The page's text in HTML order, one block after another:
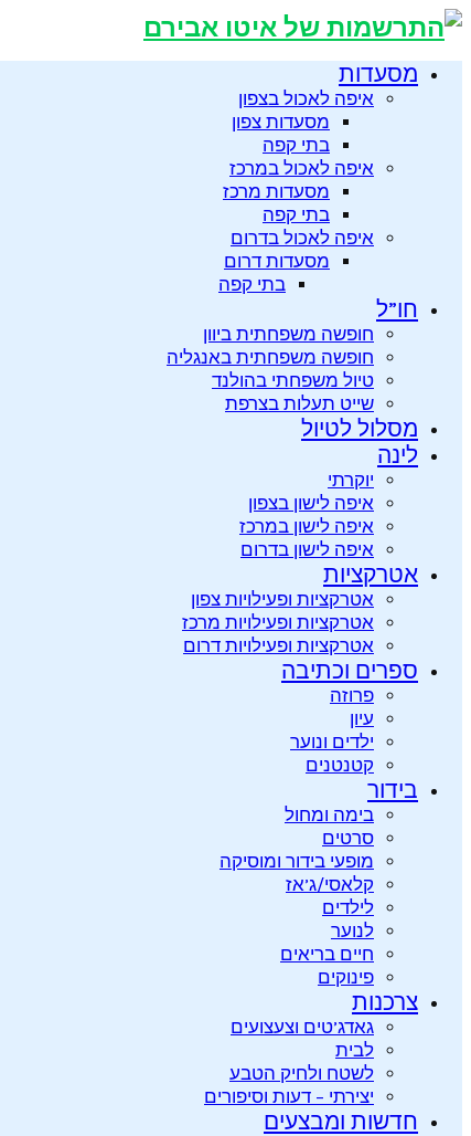
מסעדות
איפה לאכול בצפון
מסעדות צפון
בתי קפה
איפה לאכול במרכז
מסעדות מרכז
בתי קפה
איפה לאכול בדרום
מסעדות דרום
בתי קפה
חו”ל
חופשה משפחתית ביוון
חופשה משפחתית באנגליה
טיול משפחתי בהולנד
שייט תעלות בצרפת
מסלול לטיול
לינה
יוקרתי
איפה לישון בצפון
איפה לישון במרכז
איפה לישון בדרום
אטרקציות
אטרקציות ופעילויות צפון
אטרקציות ופעילויות מרכז
אטרקציות ופעילויות דרום
ספרים וכתיבה
פרוזה
עיון
ילדים ונוער
קטנטנים
בידור
בימה ומחול
סרטים
מופעי בידור ומוסיקה
קלאסי/ג’אז
לילדים
לנוער
חיים בריאים
פינוקים
צרכנות
גאדג’טים וצעצועים
לבית
לשטח ולחיק הטבע
יצירתי – דעות וסיפורים
חדשות ומבצעים